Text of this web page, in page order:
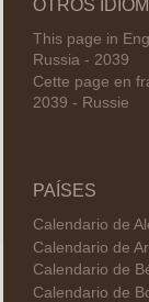
OTROS
This page in
Russia - 2039
Cette page en
2039 - Russie
PAÍSES
Calendario de
Calendario de
Calendario de
Calendario de